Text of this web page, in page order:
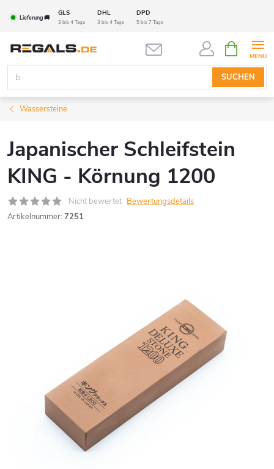
InhaltLieferung 🚚
GLS DHL DPD
3 bis 4 Tage 3 bis 4 Tage 5 bis 7 Tage
SUCHEN
Wassersteine
Japanischer Schleifstein
KING - Körnung 1200
Nicht bewertet Bewertungsdetails
Artikelnummer: 7251